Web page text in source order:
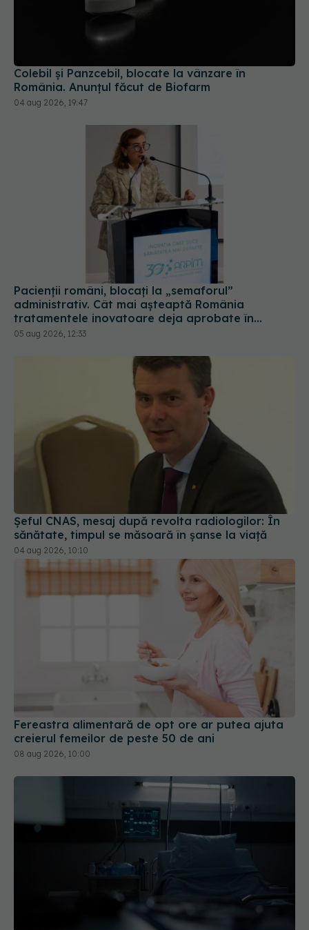
Colebil și Panzcebil, blocate la vânzare în
Pacienții români, blocați la „semaforul”
administrativ. Cât mai așteaptă România
tratamentele inovatoare deja aprobate în
Șeful CNAS, mesaj după revolta radiologilor: În
sănătate, timpul se măsoară în șanse la viață
Fereastra alimentară de opt ore ar putea ajuta
creierul femeilor de peste 50 de ani
PNRR: 174 de milioane de lei pentru sănătate într-
o singură săptămână. Ce spitale primesc bani